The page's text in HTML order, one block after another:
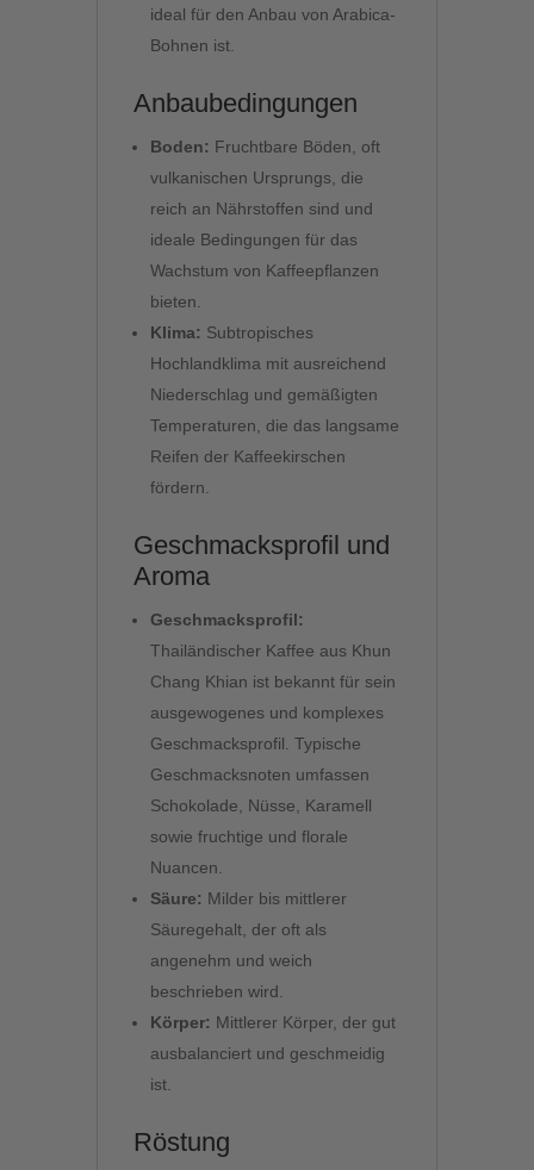
ideal für den Anbau von Arabica-
Bohnen ist.
Anbaubedingungen
Boden: Fruchtbare Böden, oft
vulkanischen Ursprungs, die
reich an Nährstoffen sind und
ideale Bedingungen für das
Wachstum von Kaffeepflanzen
bieten.
Klima: Subtropisches
Hochlandklima mit ausreichend
Niederschlag und gemäßigten
Temperaturen, die das langsame
Reifen der Kaffeekirschen
fördern.
Geschmacksprofil und
Aroma
Geschmacksprofil:
Thailändischer Kaffee aus Khun
Chang Khian ist bekannt für sein
ausgewogenes und komplexes
Geschmacksprofil. Typische
Geschmacksnoten umfassen
Schokolade, Nüsse, Karamell
sowie fruchtige und florale
Nuancen.
Säure: Milder bis mittlerer
Säuregehalt, der oft als
angenehm und weich
beschrieben wird.
Körper: Mittlerer Körper, der gut
ausbalanciert und geschmeidig
ist.
Röstung